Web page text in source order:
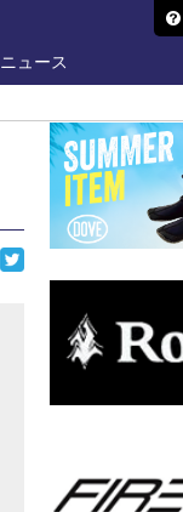
ニュース